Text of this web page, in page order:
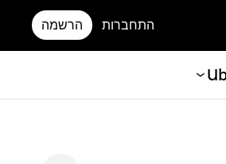
התחברות הרשמה